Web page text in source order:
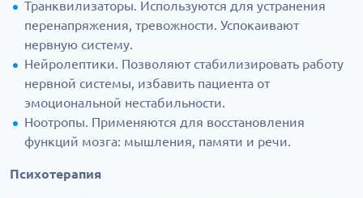
Транквилизаторы. Используются для устранения
перенапряжения, тревожности. Успокаивают
нервную систему.
Нейролептики. Позволяют стабилизировать работу
нервной системы, избавить пациента от
эмоциональной нестабильности.
Ноотропы. Применяются для восстановления
функций мозга: мышления, памяти и речи.
Психотерапия